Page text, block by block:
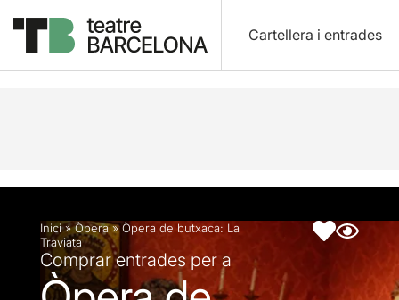
Cartellera i entrades
Descripció Fitxa artística Fotos i vídeos
Inici»Òpera»Òpera de butxaca: La
Traviata
Comprar entrades per a